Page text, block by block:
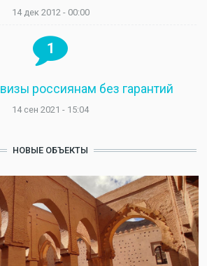
14 дек 2012 - 00:00
1
россиянам без гарантий
14 сен 2021 - 15:04
НОВЫЕ ОБЪЕКТЫ